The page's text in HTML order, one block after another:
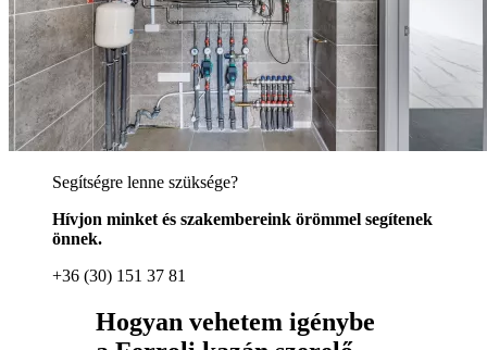
Segítségre lenne szüksége?
Hívjon minket és szakembereink örömmel segítenek
önnek.
+36 (30) 151 37 81
Hogyan vehetem igénybe